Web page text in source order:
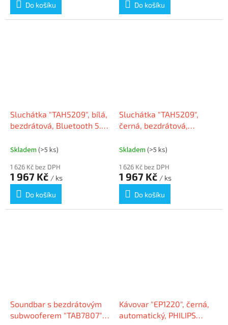
Do košíku
Do košíku
Sluchátka "TAH5209", bílá,
bezdrátová, Bluetooth 5.3,
Skladem (>5 ks)
1 626 Kč bez DPH
1 967 Kč / ks
Do košíku
Sluchátka "TAH5209",
černá, bezdrátová,
TAH5209BK/00
Skladem (>5 ks)
1 626 Kč bez DPH
1 967 Kč / ks
Do košíku
Soundbar s bezdrátovým
subwooferem "TAB7807",
Kávovar "EP1220", černá,
automatický, PHILIPS